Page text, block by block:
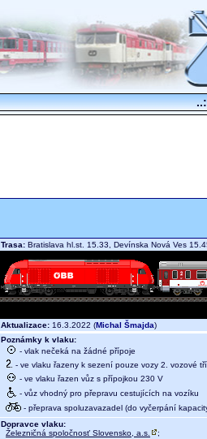
Trasa: Bratislava hl.st. 15.33, Devínska Nová Ves
Aktualizace: 16.3.2022 (Michal Šmajda)
Poznámky k vlaku:
- vlak nečeká na žádné přípoje
- ve vlaku řazeny k sezení pouze vozy 2. vozové
- ve vlaku řazen vůz s přípojkou 230 V
- vůz vhodný pro přepravu cestujících na vozíku
- přeprava spoluzavazadel (do vyčerpání
Dopravce vlaku:
Železničná spoločnosť Slovensko, a.s.
;